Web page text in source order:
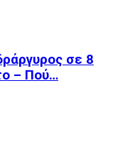
σε 8
– Πού…